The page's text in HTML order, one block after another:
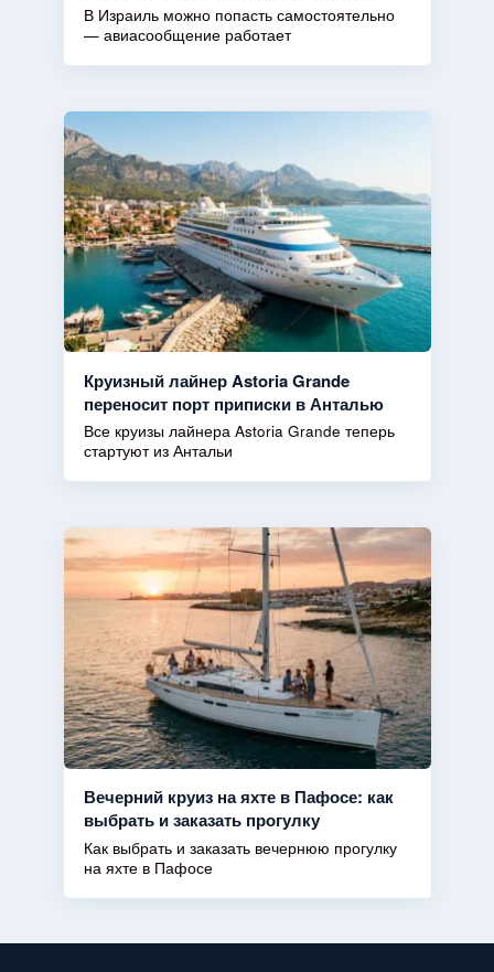
В Израиль можно попасть самостоятельно
— авиасообщение работает
Круизный лайнер Astoria Grande
переносит порт приписки в Анталью
Все круизы лайнера Astoria Grande теперь
стартуют из Антальи
Вечерний круиз на яхте в Пафосе: как
выбрать и заказать прогулку
Как выбрать и заказать вечернюю прогулку
на яхте в Пафосе